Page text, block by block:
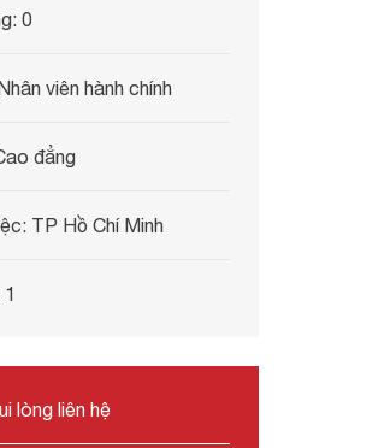
0
viên hành chính
đẳng
TP Hồ Chí Minh
1
lòng liên hệ